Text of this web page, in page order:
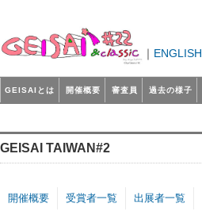
｜ ENGLISH
GEISAIとは 開催概要 審査員 過去の様子
GEISAI TAIWAN#2
開催概要 受賞者一覧 出展者一覧